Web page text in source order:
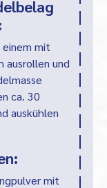
mit
ausrollen und
ca. 30
auskühlen
mit